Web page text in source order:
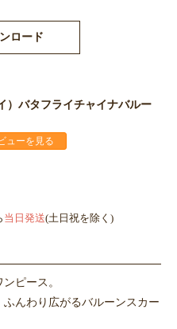
ロード
）バタフライチャイナバルー
ューを見る
当日発送(土日祝を除く)
ピース。
んわり広がるバルーンスカー